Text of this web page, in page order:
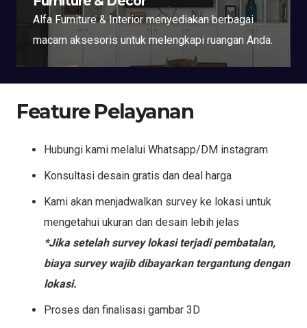
Alfa Furniture & Interior menyediakan berbagai
macam aksesoris untuk melengkapi ruangan Anda.
Feature Pelayanan
Hubungi kami melalui Whatsapp/DM instagram
Konsultasi desain gratis dan deal harga
Kami akan menjadwalkan survey ke lokasi untuk
mengetahui ukuran dan desain lebih jelas
*Jika setelah survey lokasi terjadi pembatalan,
biaya survey wajib dibayarkan tergantung dengan
lokasi.
Proses dan finalisasi gambar 3D